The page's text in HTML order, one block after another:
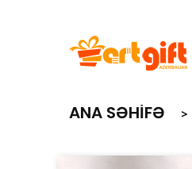
ANA SƏHIFƏ